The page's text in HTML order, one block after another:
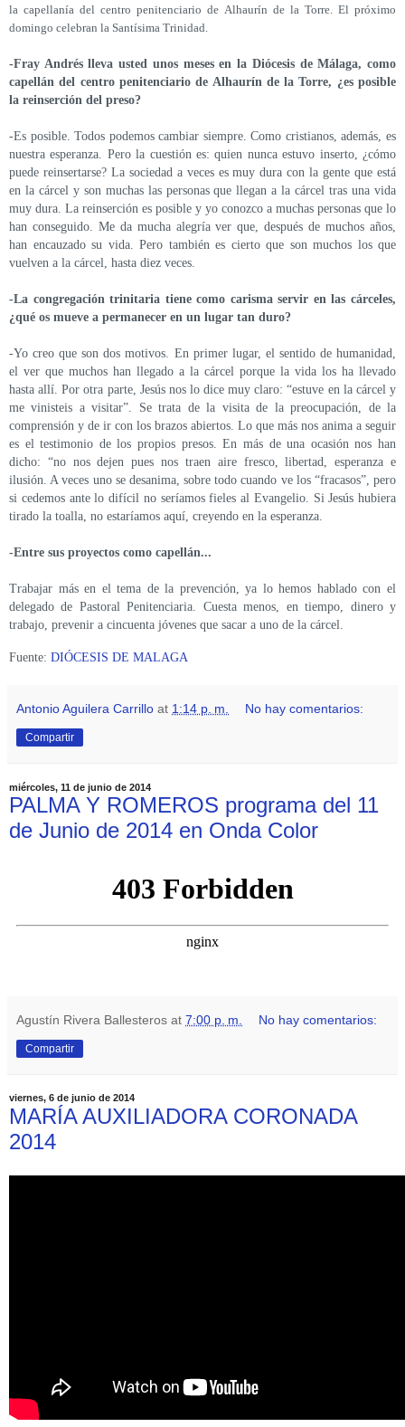
la capellanía del centro penitenciario de Alhaurín de la Torre. El próximo
domingo celebran la Santísima Trinidad.
-Fray Andrés lleva usted unos meses en la Diócesis de Málaga, como
capellán del centro penitenciario de Alhaurín de la Torre, ¿es posible
la reinserción del preso?
-Es posible. Todos podemos cambiar siempre. Como cristianos, además, es
nuestra esperanza. Pero la cuestión es: quien nunca estuvo inserto, ¿cómo
puede reinsertarse? La sociedad a veces es muy dura con la gente que está
en la cárcel y son muchas las personas que llegan a la cárcel tras una vida
muy dura. La reinserción es posible y yo conozco a muchas personas que lo
han conseguido. Me da mucha alegría ver que, después de muchos años,
han encauzado su vida. Pero también es cierto que son muchos los que
vuelven a la cárcel, hasta diez veces.
-La congregación trinitaria tiene como carisma servir en las cárceles,
¿qué os mueve a permanecer en un lugar tan duro?
-Yo creo que son dos motivos. En primer lugar, el sentido de humanidad,
el ver que muchos han llegado a la cárcel porque la vida los ha llevado
hasta allí. Por otra parte, Jesús nos lo dice muy claro: “estuve en la cárcel y
me vinisteis a visitar”. Se trata de la visita de la preocupación, de la
comprensión y de ir con los brazos abiertos. Lo que más nos anima a seguir
es el testimonio de los propios presos. En más de una ocasión nos han
dicho: “no nos dejen pues nos traen aire fresco, libertad, esperanza e
ilusión. A veces uno se desanima, sobre todo cuando ve los “fracasos”, pero
si cedemos ante lo difícil no seríamos fieles al Evangelio. Si Jesús hubiera
tirado la toalla, no estaríamos aquí, creyendo en la esperanza.
-Entre sus proyectos como capellán...
Trabajar más en el tema de la prevención, ya lo hemos hablado con el
delegado de Pastoral Penitenciaria. Cuesta menos, en tiempo, dinero y
trabajo, prevenir a cincuenta jóvenes que sacar a uno de la cárcel.
Fuente: DIÓCESIS DE MALAGA
Antonio Aguilera Carrillo at 1:14 p. m. No hay comentarios:
Compartir
miércoles, 11 de junio de 2014
PALMA Y ROMEROS programa del 11
de Junio de 2014 en Onda Color
Agustín Rivera Ballesteros at 7:00 p. m. No hay comentarios:
Compartir
viernes, 6 de junio de 2014
MARÍA AUXILIADORA CORONADA
2014